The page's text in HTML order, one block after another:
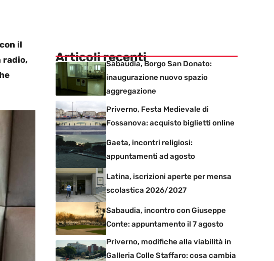
il
radio,
Articoli recentiSabaudia, Borgo San Donato:
inaugurazione nuovo spazio
aggregazione
Priverno, Festa Medievale di
Fossanova: acquisto biglietti online
Gaeta, incontri religiosi:
appuntamenti ad agosto
Latina, iscrizioni aperte per mensa
scolastica 2026/2027
Sabaudia, incontro con Giuseppe
Conte: appuntamento il 7 agosto
Priverno, modifiche alla viabilità in
Galleria Colle Staffaro: cosa cambia